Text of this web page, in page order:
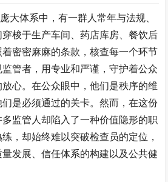
大体系中，有一群人常年与法规、
梭于生产车间、药店库房、餐饮后
密密麻麻的条款，核查每一个环节
管者，用专业和严谨，守护着公众
心。在公众眼中，他们是秩序的维
是必须通过的关卡。然而，在这份
监管人却陷入了一种价值隐形的职
，却始终难以突破检查员的定位，
发展、信任体系的构建以及公共健